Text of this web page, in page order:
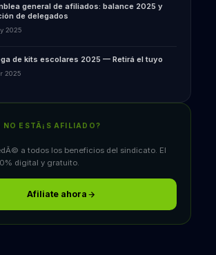
general de afiliados: balance 2025 y
de delegados
2025
de kits escolares 2025 — Retirá el tuyo
2025
NO ESTÃ¡S AFILIADO?
a todos los beneficios del sindicato. El
digital y gratuito.
Afiliate ahora